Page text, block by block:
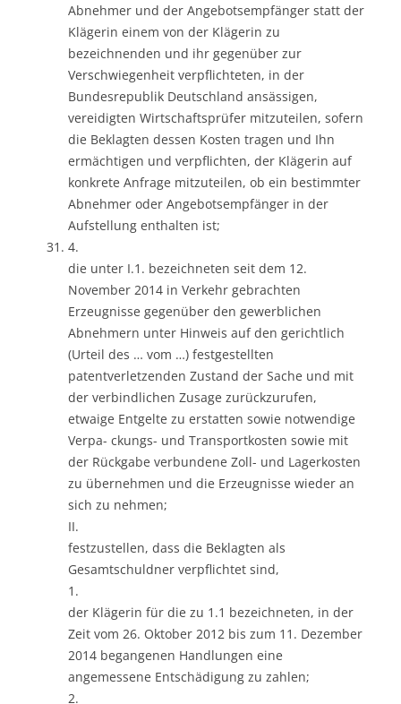
Abnehmer und der Angebotsempfänger statt der
Klägerin einem von der Klägerin zu
bezeichnenden und ihr gegenüber zur
Verschwiegenheit verpflichteten, in der
Bundesrepublik Deutschland ansässigen,
vereidigten Wirtschaftsprüfer mitzuteilen, sofern
die Beklagten dessen Kosten tragen und Ihn
ermächtigen und verpflichten, der Klägerin auf
konkrete Anfrage mitzuteilen, ob ein bestimmter
Abnehmer oder Angebotsempfänger in der
Aufstellung enthalten ist;
4.
die unter I.1. bezeichneten seit dem 12.
November 2014 in Verkehr gebrachten
Erzeugnisse gegenüber den gewerblichen
Abnehmern unter Hinweis auf den gerichtlich
(Urteil des … vom …) festgestellten
patentverletzenden Zustand der Sache und mit
der verbindlichen Zusage zurückzurufen,
etwaige Entgelte zu erstatten sowie notwendige
Verpa- ckungs- und Transportkosten sowie mit
der Rückgabe verbundene Zoll- und Lagerkosten
zu übernehmen und die Erzeugnisse wieder an
sich zu nehmen;
II.
festzustellen, dass die Beklagten als
Gesamtschuldner verpflichtet sind,
1.
der Klägerin für die zu 1.1 bezeichneten, in der
Zeit vom 26. Oktober 2012 bis zum 11. Dezember
2014 begangenen Handlungen eine
angemessene Entschädigung zu zahlen;
2.